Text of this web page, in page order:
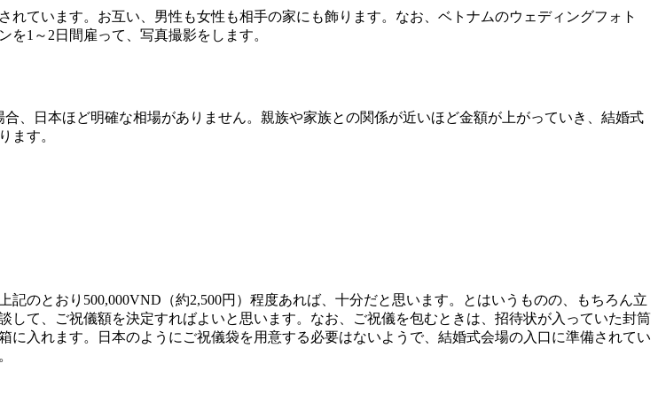
ています。お互い、男性も女性も相手の家にも飾ります。なお、ベトナムのウェディングフォト
1～2日間雇って、写真撮影をします。
、日本ほど明確な相場がありません。親族や家族との関係が近いほど金額が上がっていき、結婚式
ます。
のとおり500,000VND（約2,500円）程度あれば、十分だと思います。とはいうものの、もちろん立
て、ご祝儀額を決定すればよいと思います。なお、ご祝儀を包むときは、招待状が入っていた封筒
入れます。日本のようにご祝儀袋を用意する必要はないようで、結婚式会場の入口に準備されてい